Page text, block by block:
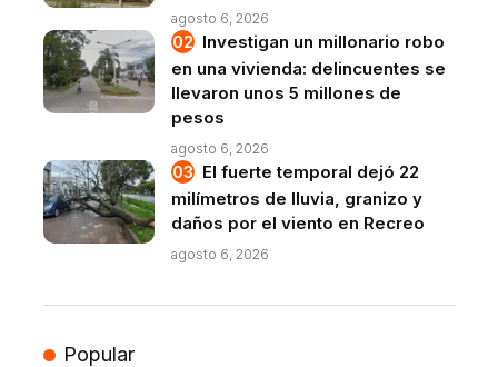
agosto 6, 2026
Investigan un millonario robo
en una vivienda: delincuentes se
llevaron unos 5 millones de
pesos
agosto 6, 2026
El fuerte temporal dejó 22
milímetros de lluvia, granizo y
daños por el viento en Recreo
agosto 6, 2026
Popular